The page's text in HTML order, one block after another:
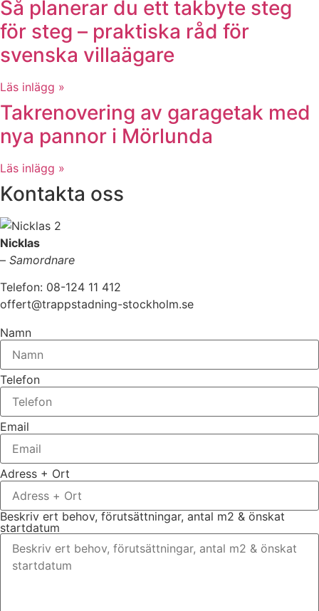
Så planerar du ett takbyte steg
för steg – praktiska råd för
svenska villaägare
Läs inlägg »
Takrenovering av garagetak med
nya pannor i Mörlunda
Läs inlägg »
Kontakta oss
Nicklas
– Samordnare
Telefon: 08-124 11 412
offert@trappstadning-stockholm.se
Namn
Telefon
Email
Adress + Ort
Beskriv ert behov, förutsättningar, antal m2 & önskat
startdatum